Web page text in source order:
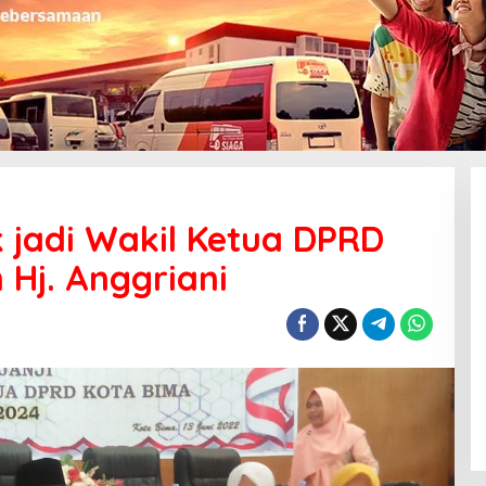
Wakil Ketua DPRD
Hj. Anggriani